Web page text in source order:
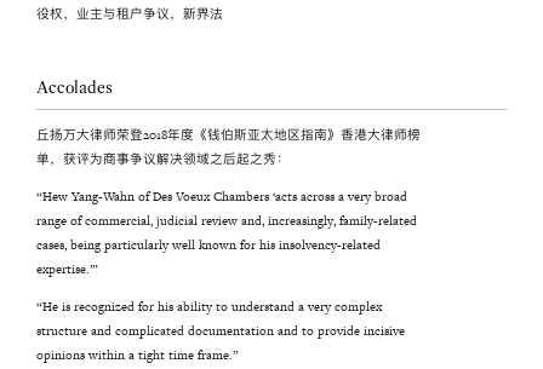
役权，业主与租户争议，新界法
Accolades
丘扬万大律师荣登2018年度《钱伯斯亚太地区指南》香港大律师榜
单，获评为商事争议解决领域之后起之秀：
“Hew Yang-Wahn of Des Voeux Chambers ‘acts across a very broad
range of commercial, judicial review and, increasingly, family-related
cases, being particularly well known for his insolvency-related
expertise.’”
“He is recognized for his ability to understand a very complex
structure and complicated documentation and to provide incisive
opinions within a tight time frame.”